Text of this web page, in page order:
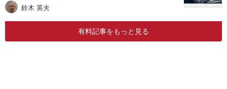
鈴木 英夫
有料記事をもっと見る